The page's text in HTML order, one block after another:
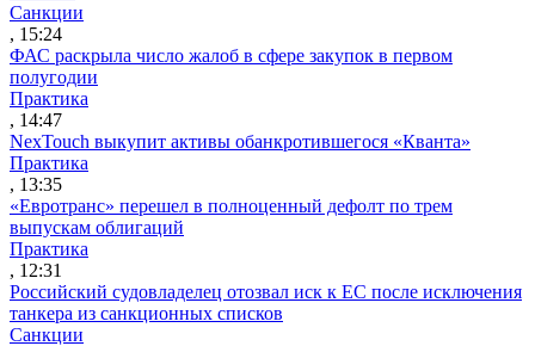
Санкции
, 15:24
ФАС раскрыла число жалоб в сфере закупок в первом
полугодии
Практика
, 14:47
NexTouch выкупит активы обанкротившегося «Кванта»
Практика
, 13:35
«Евротранс» перешел в полноценный дефолт по трем
выпускам облигаций
Практика
, 12:31
Российский судовладелец отозвал иск к ЕС после исключения
танкера из санкционных списков
Санкции